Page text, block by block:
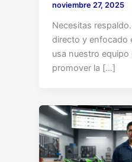
noviembre 27, 2025
Necesitas
directo y enfocado
usa nuestro equipo
promover la […]